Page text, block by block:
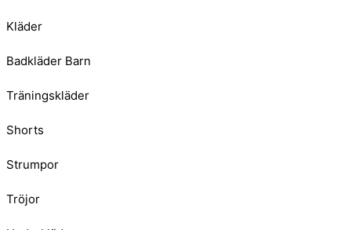
Kläder
Badkläder Barn
Träningskläder
Shorts
Strumpor
Tröjor